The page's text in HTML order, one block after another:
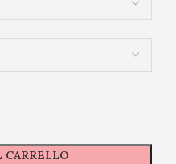
CARRELLO